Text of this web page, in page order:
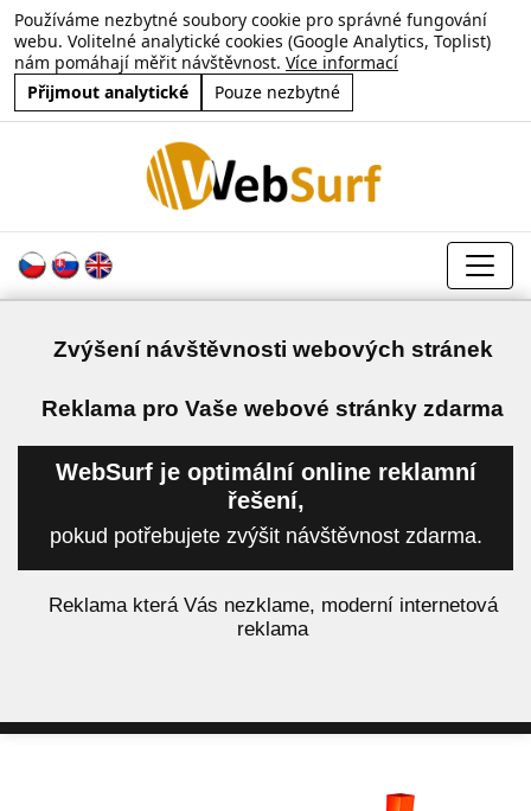
Používáme nezbytné soubory cookie pro správné fungování
webu. Volitelné analytické cookies (Google Analytics, Toplist)
nám pomáhají měřit návštěvnost. Více informací
Přijmout analytické
Pouze nezbytné
Zvýšení návštěvnosti webových stránek
Reklama pro Vaše webové stránky zdarma
WebSurf je optimální online reklamní
řešení,
pokud potřebujete zvýšit návštěvnost zdarma.
Reklama která Vás nezklame, moderní internetová
reklama